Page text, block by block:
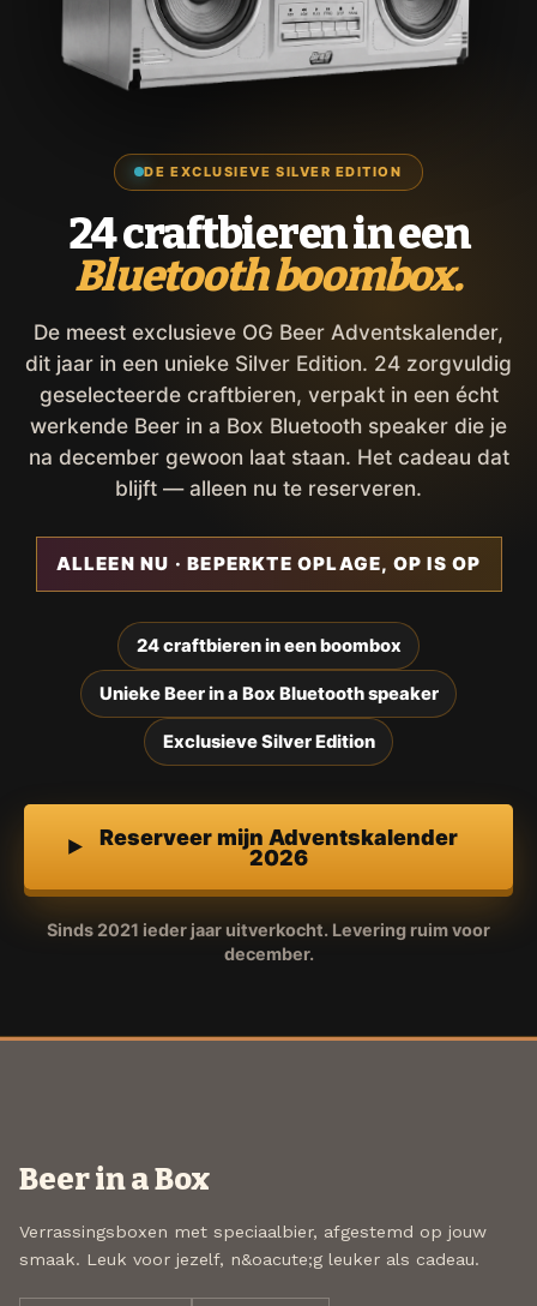
DE EXCLUSIEVE SILVER EDITION
24 craftbieren in een
Bluetooth boombox.
De meest exclusieve OG Beer Adventskalender,
dit jaar in een unieke Silver Edition. 24 zorgvuldig
geselecteerde craftbieren, verpakt in een écht
werkende Beer in a Box Bluetooth speaker die je
na december gewoon laat staan. Het cadeau dat
blijft — alleen nu te reserveren.
ALLEEN NU · BEPERKTE OPLAGE, OP IS OP
24 craftbieren in een boombox
Unieke Beer in a Box Bluetooth speaker
Exclusieve Silver Edition
Reserveer mijn Adventskalender
2026
Sinds 2021 ieder jaar uitverkocht. Levering ruim voor
december.
Beer in a Box
Verrassingsboxen met speciaalbier, afgestemd op jouw
smaak. Leuk voor jezelf, n&oacute;g leuker als cadeau.